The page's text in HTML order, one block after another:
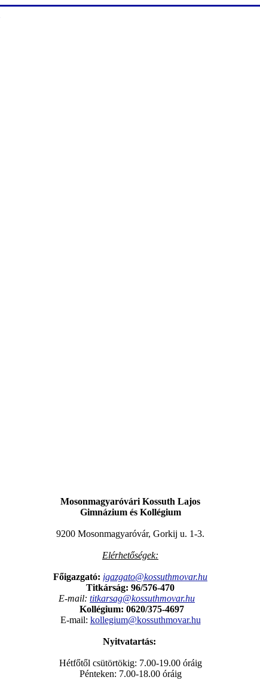
Mosonmagyaróvári Kossuth Lajos
Gimnázium és Kollégium
9200 Mosonmagyaróvár, Gorkij u. 1-3.
Elérhetőségek:
Főigazgató: igazgato@kossuthmovar.hu
Titkárság: 96/576-470
E-mail: titkarsag@kossuthmovar.hu
Kollégium: 0620/375-4697
E-mail: kollegium@kossuthmovar.hu
Nyitvatartás:
Hétfőtől csütörtökig: 7.00-19.00 óráig
Pénteken: 7.00-18.00 óráig